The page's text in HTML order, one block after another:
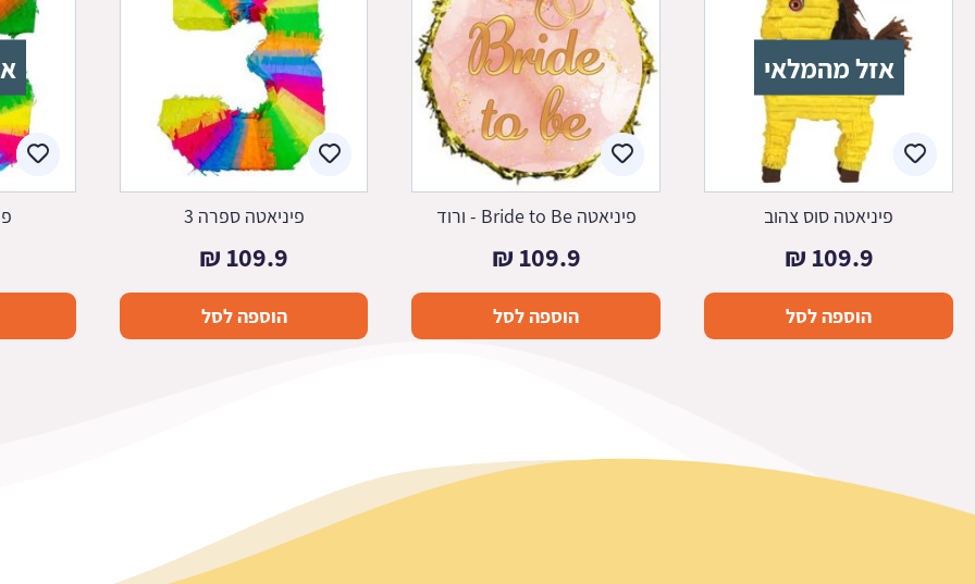
אזל מהמלאי
פיניאטה סוס צהוב
109.9
₪
הוספה לסל
פיניאטה Bride to Be - ורוד
109.9
₪
הוספה לסל
פיניאטה ספרה 3
109.9
₪
הוספה לסל